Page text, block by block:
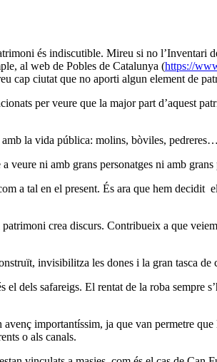
és indiscutible. Mireu si no
al web de Pobles de Catalunya (https://
cap ciutat que no aporti algun element de
per veure que la major part d’aquest
la vida pública: molins, bòviles, pedreres…
veure ni amb grans personatges ni amb
a tal en el present. És ara que hem
crea discurs. Contribueix a que
invisibilitza les dones i la gran tasca
el dels safareigs. El rentat de la roba
importantíssim, ja que van permetre
o als canals.